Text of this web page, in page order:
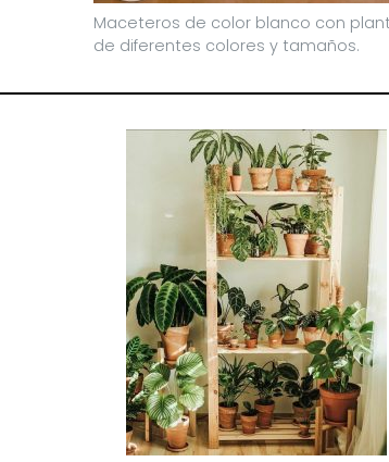
Maceteros de color blanco con
de diferentes colores y tamaños.